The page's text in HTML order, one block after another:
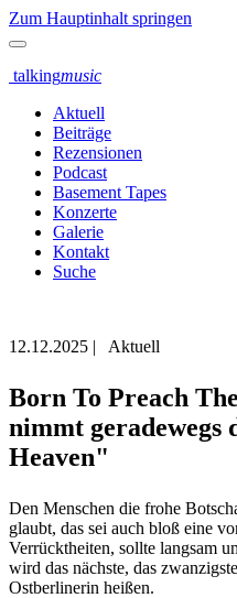
Zum Hauptinhalt springen
talkingmusic
Aktuell
Beiträge
Rezensionen
Podcast
Basement Tapes
Konzerte
Galerie
Kontakt
Suche
12.12.2025 | Aktuell
Born To Preach
nimmt geradewegs
Heaven"
Den Menschen die frohe
glaubt, das sei auch bloß eine
Verrücktheiten, sollte langsam
wird das nächste, das
Ostberlinerin heißen.